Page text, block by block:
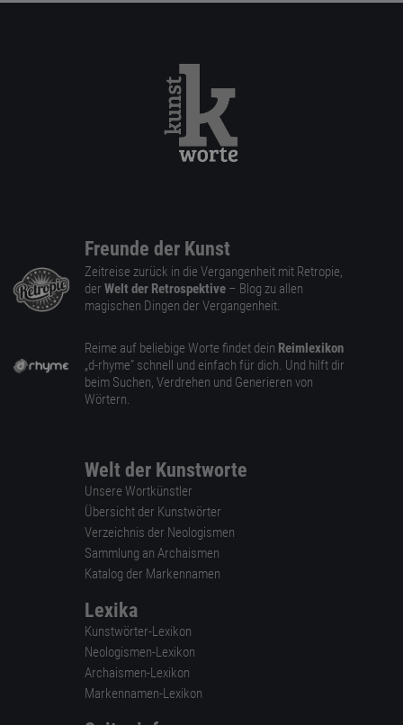
Freunde der Kunst
Zeitreise zurück in die Vergangenheit mit Retropie,
der Welt der Retrospektive – Blog zu allen
magischen Dingen der Vergangenheit.
Reime auf beliebige Worte findet dein Reimlexikon
„d-rhyme” schnell und einfach für dich. Und hilft dir
beim Suchen, Verdrehen und Generieren von
Wörtern.
Welt der Kunstworte
Unsere Wortkünstler
Übersicht der Kunstwörter
Verzeichnis der Neologismen
Sammlung an Archaismen
Katalog der Markennamen
Lexika
Kunstwörter-Lexikon
Neologismen-Lexikon
Archaismen-Lexikon
Markennamen-Lexikon